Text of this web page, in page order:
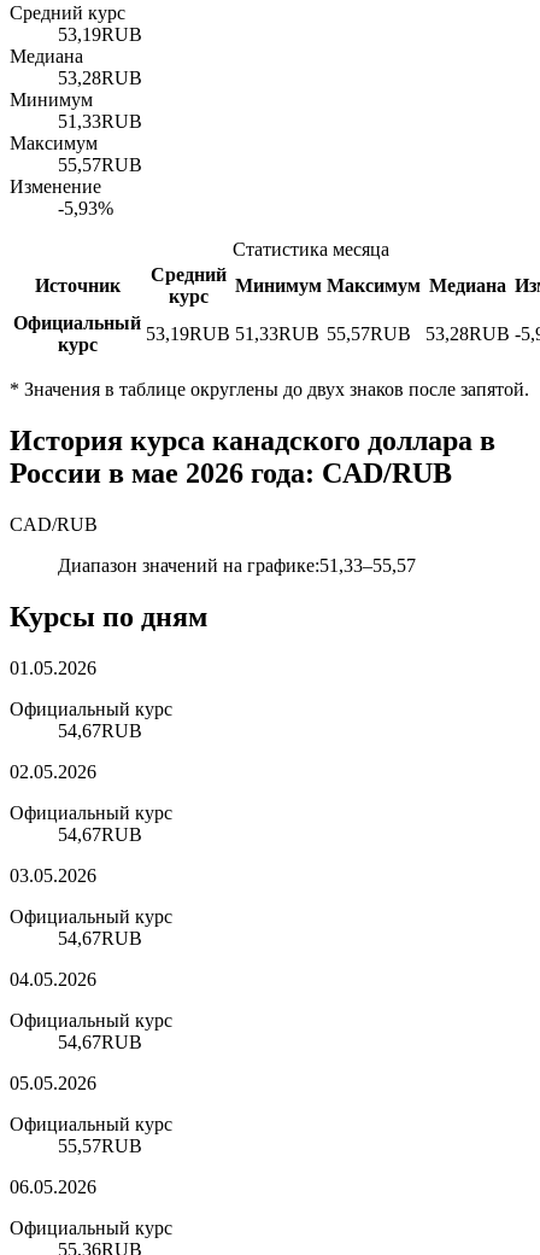
Средний курс
53,19RUB
Медиана
53,28RUB
Минимум
51,33RUB
Максимум
55,57RUB
Изменение
-5,93%
Статистика месяца
Источник
Средний
курс
Минимум Максимум Медиана
Официальный
курс
53,19RUB 51,33RUB 55,57RUB 53,28RUB -
* Значения в таблице округлены до двух знаков после запятой.
История курса канадского доллара в
России в мае 2026 года: CAD/RUB
CAD/RUB
Диапазон значений на графике:51,33–55,57
Курсы по дням
01.05.2026
Официальный курс
54,67RUB
02.05.2026
Официальный курс
54,67RUB
03.05.2026
Официальный курс
54,67RUB
04.05.2026
Официальный курс
54,67RUB
05.05.2026
Официальный курс
55,57RUB
06.05.2026
Официальный курс
55,36RUB